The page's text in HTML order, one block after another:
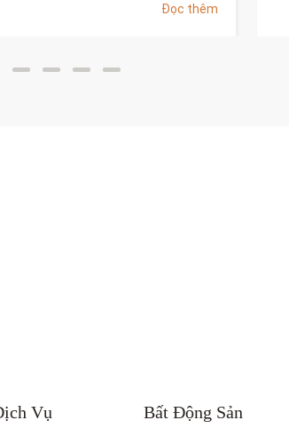
Đọc thêm
Vụ Bất Động Sản